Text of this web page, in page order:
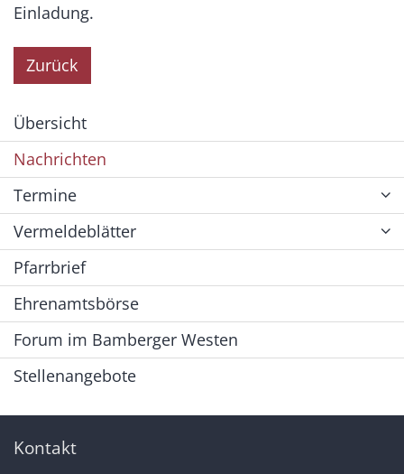
Einladung.
Zurück
Übersicht
Nachrichten
Termine
Vermeldeblätter
Pfarrbrief
Ehrenamtsbörse
Forum im Bamberger Westen
Stellenangebote
Kontakt